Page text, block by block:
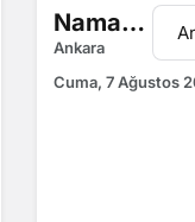
Namaz Vakitleri
Ankara
Cuma, 7 Ağustos